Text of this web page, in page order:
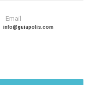
Email
info@guiapolis.com